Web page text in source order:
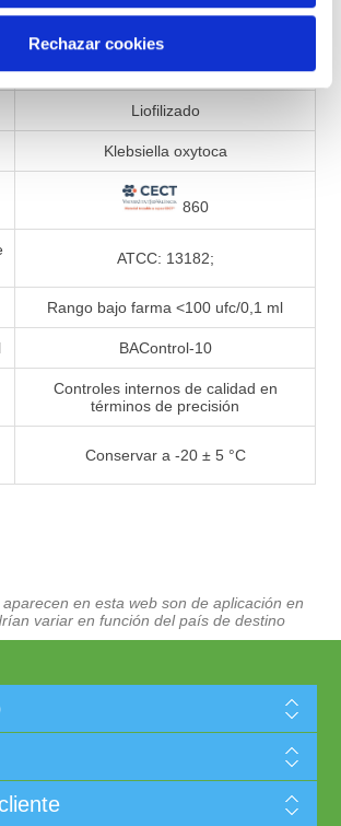
Rechazar cookies
990346
Liofilizado
Klebsiella oxytoca
860
ATCC: 13182;
Rango bajo farma <100 ufc/0,1 ml
BAControl-10
Controles internos de calidad en
términos de precisión
Conservar a -20 ± 5 °C
en esta web son de aplicación en
variar en función del país de destino